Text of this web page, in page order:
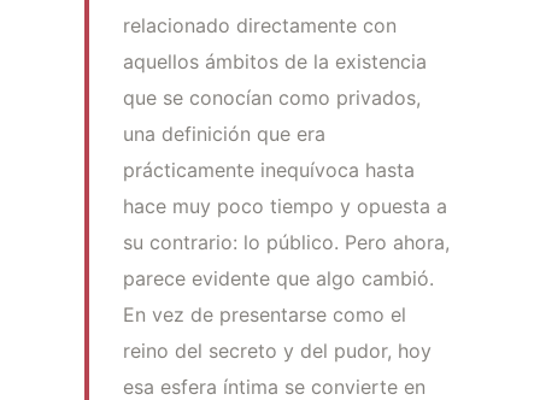
relacionado directamente con
aquellos ámbitos de la existencia
que se conocían como privados,
una definición que era
prácticamente inequívoca hasta
hace muy poco tiempo y opuesta a
su contrario: lo público. Pero ahora,
parece evidente que algo cambió.
En vez de presentarse como el
reino del secreto y del pudor, hoy
esa esfera íntima se convierte en